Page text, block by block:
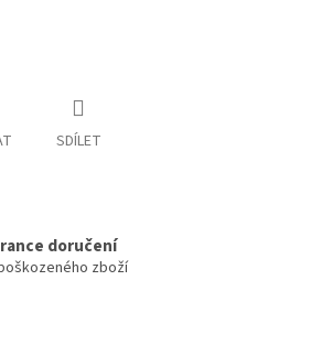
SDÍLET
doručení
zboží